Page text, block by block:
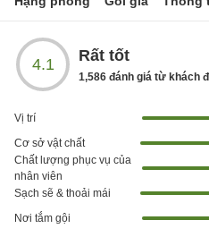
4.1 Rất tốt
1,586 đánh giá từ khách
Vị trí
Cơ sở vật chất
Chất lượng phục vụ của
nhân viên
Sạch sẽ & thoải mái
Nơi tắm gội